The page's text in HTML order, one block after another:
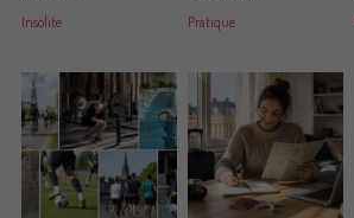
Insolite Pratique